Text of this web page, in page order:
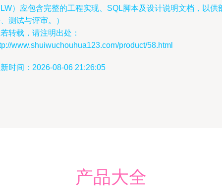
）应包含完整的工程实现、SQL脚本及设计说明文档，以供
测试与评审。）
转载，请注明出处：
www.shuiwuchouhua123.com/product/58.html
时间：2026-08-06 21:26:05
产品大全